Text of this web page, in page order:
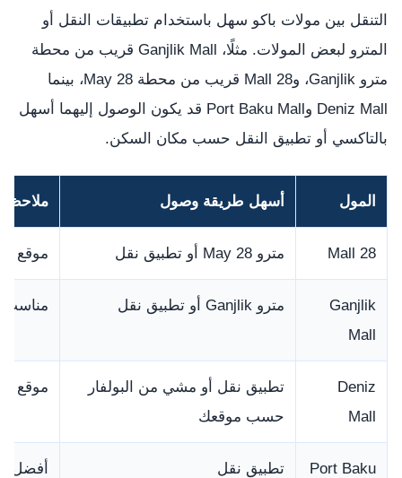
التنقل بين مولات باكو سهل باستخدام تطبيقات النقل أو
المترو لبعض المولات. مثلًا، Ganjlik Mall قريب من محطة
مترو Ganjlik، و28 Mall قريب من محطة 28 May، بينما
Deniz Mall وPort Baku Mall قد يكون الوصول إليهما أسهل
بالتاكسي أو تطبيق النقل حسب مكان السكن.
المول أسهل طريقة وصول ملاحظة
28 Mall مترو 28 May أو تطبيق نقل موقع
Ganjlik
Mall
مترو Ganjlik أو تطبيق نقل مناسب
Deniz
Mall
تطبيق نقل أو مشي من البولفار
حسب موقعك
موقع
Port Baku
تطبيق نقل
أفضل